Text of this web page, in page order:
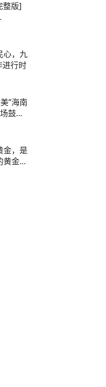
整版]
心，九
进行时
”海南
鼓》
金，是
黄金